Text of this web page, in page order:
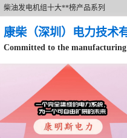
柴油发电机组十大**榜产品系列
康柴（深圳）电力技术
静音型